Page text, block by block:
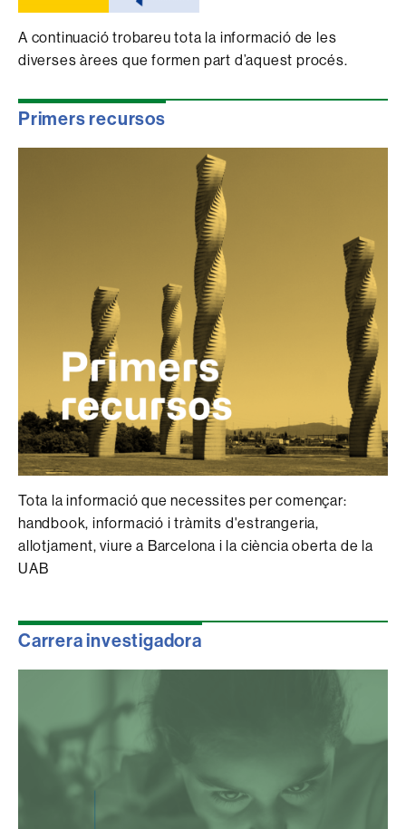
A continuació trobareu tota la informació de les
diverses àrees que formen part d’aquest procés.
Primers recursos
Tota la informació que necessites per començar:
handbook, informació i tràmits d'estrangeria,
allotjament, viure a Barcelona i la ciència oberta de la
UAB
Carrera investigadora